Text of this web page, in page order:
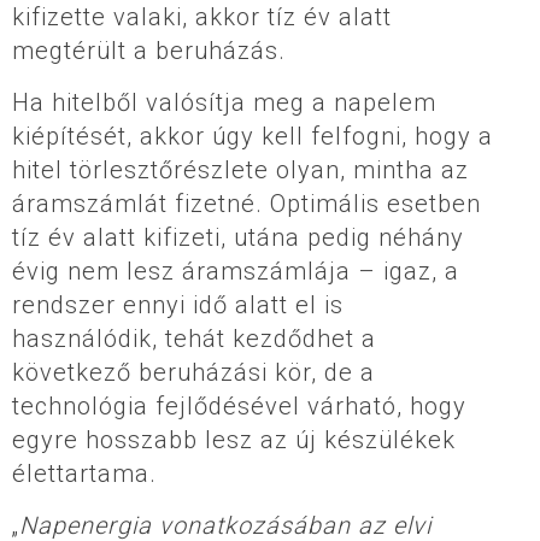
kifizette valaki, akkor tíz év alatt
megtérült a beruházás.
Ha hitelből valósítja meg a napelem
kiépítését, akkor úgy kell felfogni, hogy a
hitel törlesztőrészlete olyan, mintha az
áramszámlát fizetné. Optimális esetben
tíz év alatt kifizeti, utána pedig néhány
évig nem lesz áramszámlája – igaz, a
rendszer ennyi idő alatt el is
használódik, tehát kezdődhet a
következő beruházási kör, de a
technológia fejlődésével várható, hogy
egyre hosszabb lesz az új készülékek
élettartama.
„Napenergia vonatkozásában az elvi